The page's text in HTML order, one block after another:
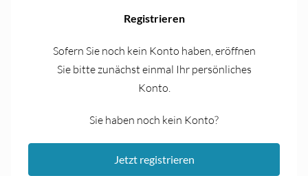
Registrieren
Sofern Sie noch kein Konto haben, eröffnen
Sie bitte zunächst einmal Ihr persönliches
Konto.
Sie haben noch kein Konto?
Jetzt registrieren